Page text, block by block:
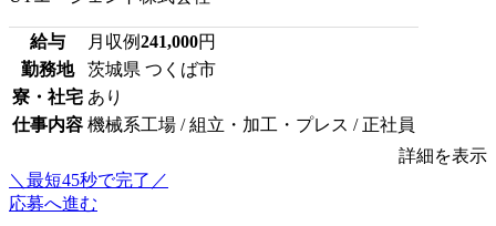
給与 月収例241,000円
勤務地
茨城県 つくば市
寮・社宅 あり
仕事内容 機械系工場 / 組立・加工・プレス / 正社員
詳細を表示
＼最短45秒で完了／
応募へ進む